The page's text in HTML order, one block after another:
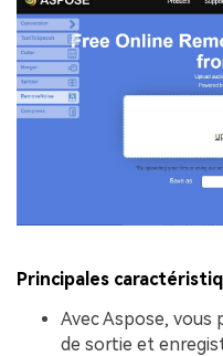
Principales
Avec Aspose,
de sortie et